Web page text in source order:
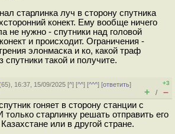
старлинка луч в сторону спутника
конект. Ему вообще ничего
не нужно - спутники над головой
и происходит. Ограничения -
элонмаска и ко, какой траф
спутники такой и получите.
65), 16:37, 15/09/2025 [^] [^^] [^^^] [ответить]
+3
+ / –
гоняет в сторону станции с
только старлинку решать отправить его
или в другой стране.